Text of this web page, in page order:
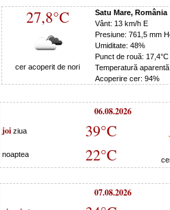
27,8°C
cer acoperit de nori
Satu Mare, România
Vânt: 13 km/h E
Presiune: 761,5 mm
Umiditate: 48%
Punct de rouă: 17,4°C
Temperatură
Acoperire cer: 94%
06.08.2026
joi ziua 39°C
noaptea 22°C
07.08.2026